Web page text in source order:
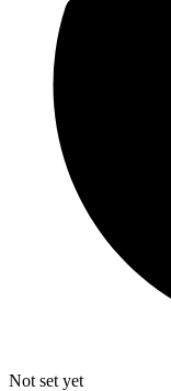
Not set yet